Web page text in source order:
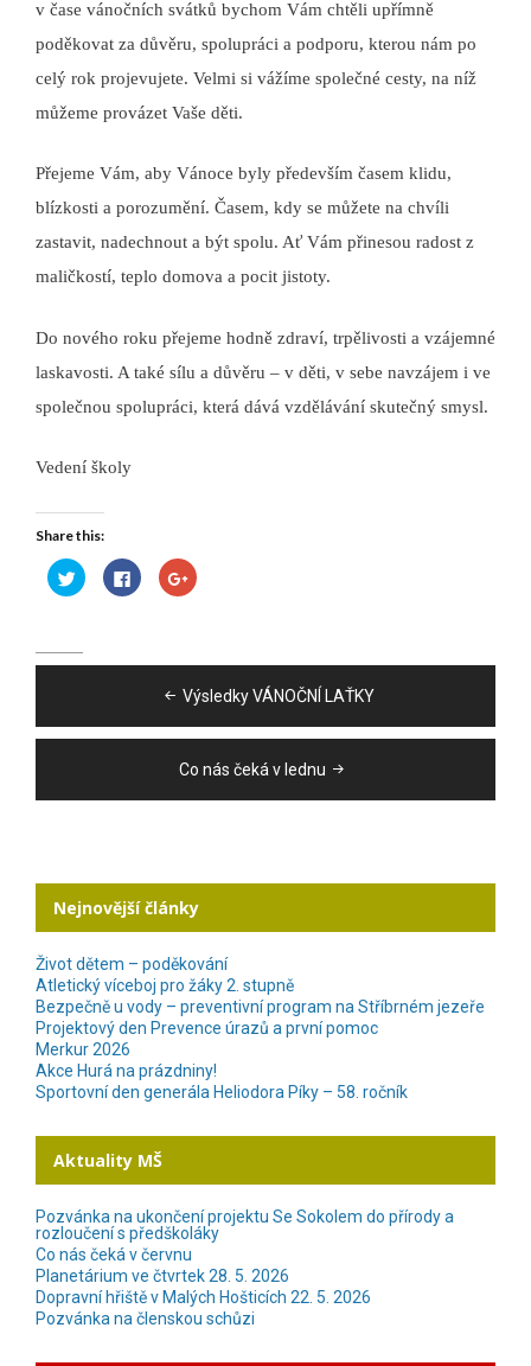
v čase vánočních svátků bychom Vám chtěli upřímně
poděkovat za důvěru, spolupráci a podporu, kterou nám po
celý rok projevujete. Velmi si vážíme společné cesty, na níž
můžeme provázet Vaše děti.
Přejeme Vám, aby Vánoce byly především časem klidu,
blízkosti a porozumění. Časem, kdy se můžete na chvíli
zastavit, nadechnout a být spolu. Ať Vám přinesou radost z
maličkostí, teplo domova a pocit jistoty.
Do nového roku přejeme hodně zdraví, trpělivosti a vzájemné
laskavosti. A také sílu a důvěru – v děti, v sebe navzájem i ve
společnou spolupráci, která dává vzdělávání skutečný smysl.
Vedení školy
Share this:
Sdílet
na
Twitteru
novém
Click
to
share
novém
okně)
Sdílet
na
příspěvek
Výsledky VÁNOČNÍ LAŤKY
Co nás čeká v lednu
Nejnovější články
Život dětem – poděkování
Atletický víceboj pro žáky 2. stupně
Bezpečně u vody – preventivní program na Stříbrném jezeře
Projektový den Prevence úrazů a první pomoc
Merkur 2026
Akce Hurá na prázdniny!
Sportovní den generála Heliodora Píky – 58. ročník
Aktuality MŠ
Pozvánka na ukončení projektu Se Sokolem do přírody a
rozloučení s předškoláky
Co nás čeká v červnu
Planetárium ve čtvrtek 28. 5. 2026
Dopravní hřiště v Malých Hošticích 22. 5. 2026
Pozvánka na členskou schůzi